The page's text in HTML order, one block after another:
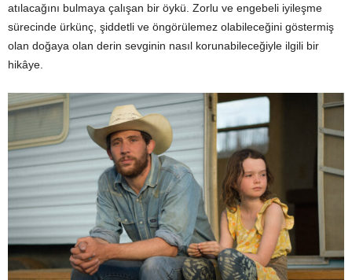
atılacağını bulmaya çalışan bir öykü. Zorlu ve engebeli iyileşme
sürecinde ürkünç, şiddetli ve öngörülemez olabileceğini göstermiş
olan doğaya olan derin sevginin nasıl korunabileceğiyle ilgili bir
hikâye.